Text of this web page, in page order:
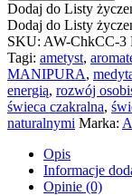
Dodaj do Listy
Dodaj do Listy
SKU: AW-ChkCC-3
Tagi: ametyst,
MANIPURA,
energią, rozwój
świeca czakralna,
naturalnymi Marka:
Opis
Informacje
Opinie (0)